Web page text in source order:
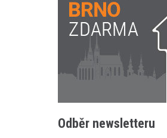
Odběr newsletteru